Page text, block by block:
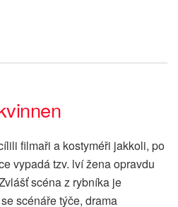
filmaři a kostyméři jakkoli, po
vypadá tzv. lví žena opravdu
scéna z rybníka je
scénáře týče, drama